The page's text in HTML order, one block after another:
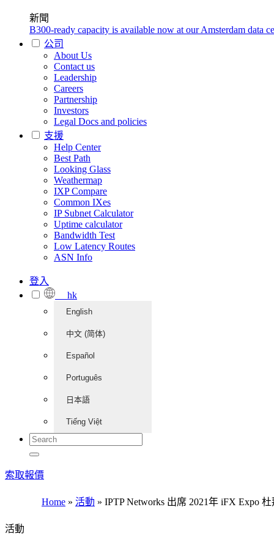
新聞
B300-ready capacity is available now at our Amsterdam data
公司
About Us
Contact us
Leadership
Careers
Partnership
Investors
Legal Docs and policies
支援
Help Center
Best Path
Looking Glass
Weathermap
IXP Compare
Common IXes
IP Subnet Calculator
Uptime calculator
Bandwidth Test
Low Latency Routes
ASN Info
登入
hk
English
中文 (简体)
Español
Português
日本語
Tiếng Việt
索取報價
Home » 活動 » IPTP Networks 出席 2021年 iFX Expo
活動